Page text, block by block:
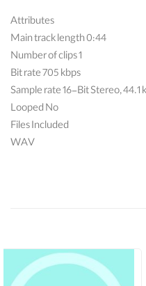
Attributes
Main track length 0:44
Number of clips 1
Bit rate 705 kbps
Sample rate 16-Bit Stereo, 44.1
Looped No
Files Included
WAV